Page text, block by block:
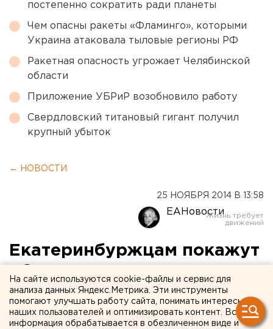
постепенно сократить ради планеты
Чем опасны ракеты «Фламинго», которыми
Украина атаковала тыловые регионы РФ
Ракетная опасность угрожает Челябинской
области
Приложение УБРиР возобновило работу
Свердловский титановый гигант получил
крупный убыток
← НОВОСТИ
25 НОЯБРЯ 2014 В 13:58
ЕАНовости
Екатеринбуржцам покажут
«Свитере»
В галерее уличного искусства представят семь
На сайте используются cookie-файлы и сервис для
анализа данных Яндекс.Метрика. Эти инструменты
помогают улучшать работу сайта, понимать интересы
наших пользователей и оптимизировать контент. Вся
информация обрабатывается в обезличенном виде и